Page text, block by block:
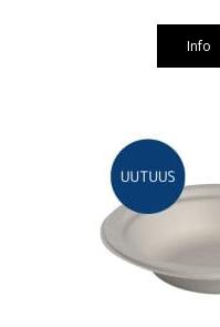
Info